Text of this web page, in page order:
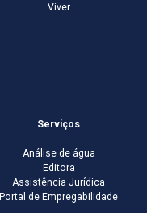
Viver
Serviços
Análise de água
Editora
Assistência Jurídica
Portal de Empregabilidade